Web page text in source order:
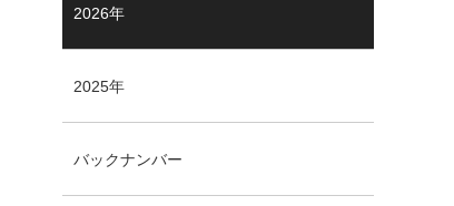
2026年
2025年
バックナンバー